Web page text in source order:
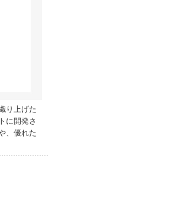
り上げた
に開発さ
、優れた